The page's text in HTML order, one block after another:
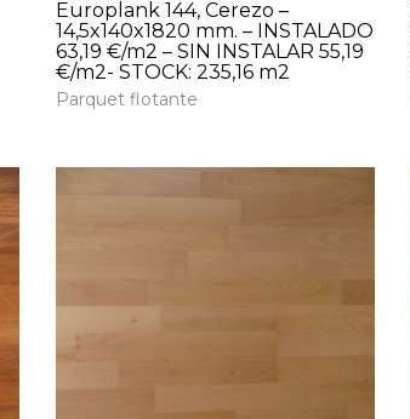
Europlank 144, Cerezo –
14,5x140x1820 mm. – INSTALADO
63,19 €/m2 – SIN INSTALAR 55,19
€/m2- STOCK: 235,16 m2
Parquet flotante